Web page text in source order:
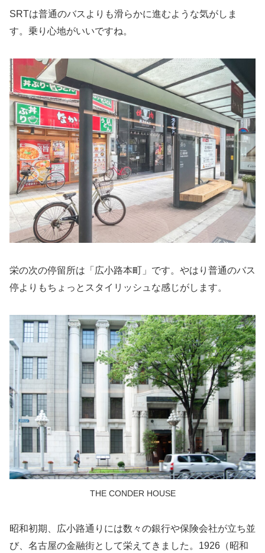
SRTは普通のバスよりも滑らかに進むような気がしま
す。乗り心地がいいですね。
栄の次の停留所は「広小路本町」です。やはり普通のバス
停よりもちょっとスタイリッシュな感じがします。
THE CONDER HOUSE
昭和初期、広小路通りには数々の銀行や保険会社が立ち並
び、名古屋の金融街として栄えてきました。1926（昭和